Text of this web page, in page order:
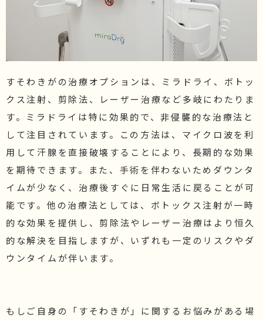
すそわきがの治療オプションは、ミラドライ、ボトッ
クス注射、剪除法、レーザー治療など多岐にわたりま
す。ミラドライは特に効果的で、非侵襲的な治療法と
して注目されています。この方法は、マイクロ波を利
用して汗腺を直接破壊することにより、長期的な効果
を期待できます。また、手術を伴わないためダウンタ
イムが少なく、治療後すぐに日常生活に戻ることが可
能です。他の治療法としては、ボトックス注射が一時
的な効果を提供し、剪除法やレーザー治療はより恒久
的な解決を目指しますが、いずれも一定のリスクやダ
ウンタイムが伴います。
もしご自身の「すそわきが」に関するお悩みがある場